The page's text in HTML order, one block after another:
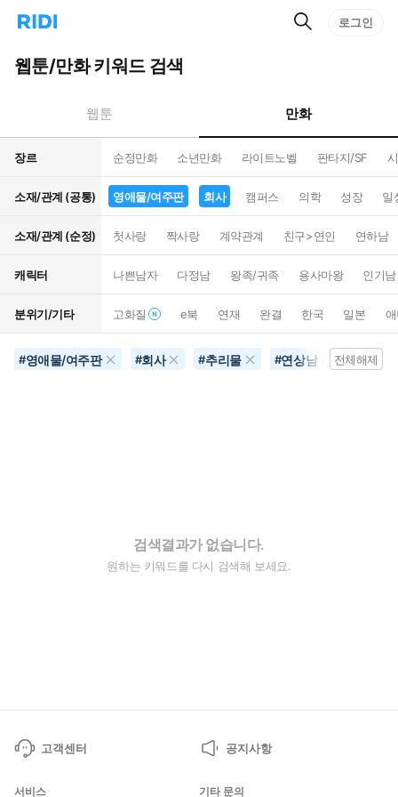
리
홈
으
턴
트
검
로그인
웹툰/만화 키워드 검색
웹툰 만화
장르 순정만화 소년만화 라이트노벨 판타지/SF
소재/관계 (공통) 영애물/여주판 회사 캠퍼스 의학 성장 일
소재/관계 (순정) 첫사랑 짝사랑 계약관계 친구>연인 연하남
캐릭터 나쁜남자 다정남 왕족/귀족 용사마왕 인기남
분위기/기타 고화질 e북 연재 완결 한국 일본
#영애물/여주판 #회사 #추리물 #연상남 #타임슬
전체해제
검색결과가 없습니다.
원하는 키워드를 다시 검색해 보세요.
고객센터 공지사항
서비스 기타 문의